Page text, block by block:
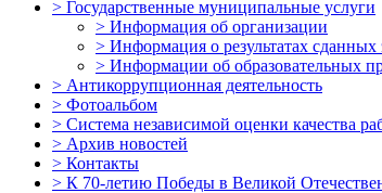
> Государственные муниципальные услуги
> Информация об организации
> Информация о результатах сданных
> Информации об образовательных
> Антикоррупционная деятельность
> Фотоальбом
> Система независимой оценки качества
> Архив новостей
> Контакты
> К 70-летию Победы в Великой